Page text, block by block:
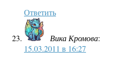
Ответить
Вика Кромова:
15.03.2011 в 16:27